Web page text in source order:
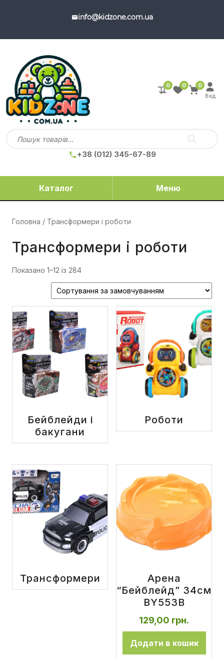
info@kidzone.com.ua
+38 (012) 345-67-89
0 0 0
Вхід
Каталог Меню
Головна / Трансформери і роботи
Трансформери і роботи
Показано 1–12 із 284
Бейблейди і
бакугани
Роботи
Трансформери
Арена
“Бейблейд” 34см
BY553B
129,00 грн.
Додати в кошик